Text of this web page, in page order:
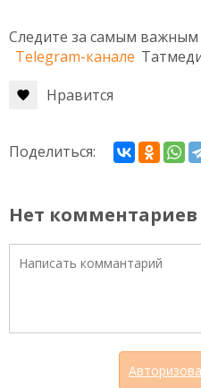
Следите за самым
Telegram-канале
Нравится
Поделиться:
Нет комментариев